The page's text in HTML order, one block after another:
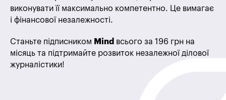
виконувати її максимально компетентно. Це вимагає
і фінансової незалежності.
Станьте підписником Mind всього за 196 грн на
місяць та підтримайте розвиток незалежної ділової
журналістики!